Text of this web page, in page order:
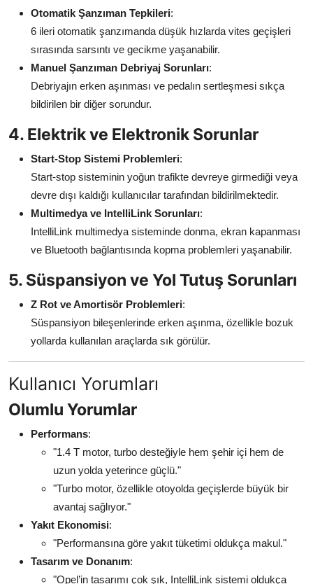
Otomatik Şanzıman Tepkileri:
6 ileri otomatik şanzımanda düşük hızlarda vites geçişleri
sırasında sarsıntı ve gecikme yaşanabilir.
Manuel Şanzıman Debriyaj Sorunları:
Debriyajın erken aşınması ve pedalın sertleşmesi sıkça
bildirilen bir diğer sorundur.
4. Elektrik ve Elektronik Sorunlar
Start-Stop Sistemi Problemleri:
Start-stop sisteminin yoğun trafikte devreye girmediği veya
devre dışı kaldığı kullanıcılar tarafından bildirilmektedir.
Multimedya ve IntelliLink Sorunları:
IntelliLink multimedya sisteminde donma, ekran kapanması
ve Bluetooth bağlantısında kopma problemleri yaşanabilir.
5. Süspansiyon ve Yol Tutuş Sorunları
Z Rot ve Amortisör Problemleri:
Süspansiyon bileşenlerinde erken aşınma, özellikle bozuk
yollarda kullanılan araçlarda sık görülür.
Kullanıcı Yorumları
Olumlu Yorumlar
Performans:
"1.4 T motor, turbo desteğiyle hem şehir içi hem de
uzun yolda yeterince güçlü."
"Turbo motor, özellikle otoyolda geçişlerde büyük bir
avantaj sağlıyor."
Yakıt Ekonomisi:
"Performansına göre yakıt tüketimi oldukça makul."
Tasarım ve Donanım:
"Opel’in tasarımı çok şık, IntelliLink sistemi oldukça